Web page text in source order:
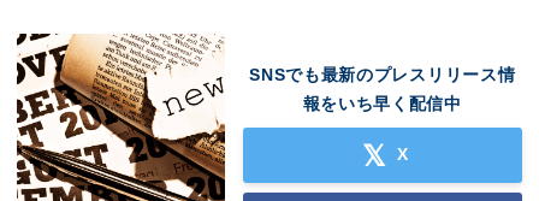
SNSでも最新のプレスリリース情
報をいち早く配信中
X